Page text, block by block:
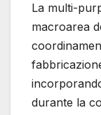
La multi-
macroarea
durante la